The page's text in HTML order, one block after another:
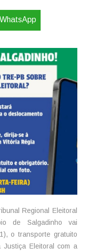
WhatsApp
Regional Eleitoral
de Salgadinho vai
o transporte gratuito
Eleitoral com a